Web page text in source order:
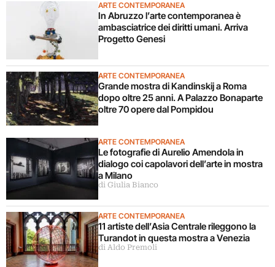
ARTE CONTEMPORANEA
In Abruzzo l’arte contemporanea è
ambasciatrice dei diritti umani. Arriva
Progetto Genesi
ARTE CONTEMPORANEA
Grande mostra di Kandinskij a Roma
dopo oltre 25 anni. A Palazzo Bonaparte
oltre 70 opere dal Pompidou
ARTE CONTEMPORANEA
Le fotografie di Aurelio Amendola in
dialogo coi capolavori dell’arte in mostra
a Milano
di Giulia Bianco
ARTE CONTEMPORANEA
11 artiste dell’Asia Centrale rileggono la
Turandot in questa mostra a Venezia
di Aldo Premoli